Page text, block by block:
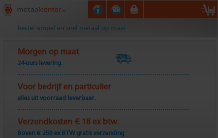
Metaalcenter.nl
bestel simpel en snel metaal op maat
Morgen op maat
24-uurs levering.
Voor bedrijf en particulier
alles uit voorraad leverbaar.
Verzendkosten € 18 ex btw.
Boven € 250 ex BTW gratis verzending